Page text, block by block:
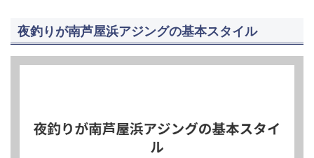
夜釣りが南芦屋浜アジングの基本スタイル